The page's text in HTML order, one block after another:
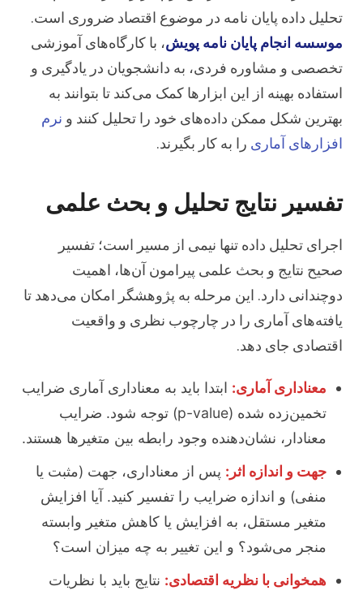
تحلیل داده پایان نامه در موضوع اقتصاد ضروری است.
موسسه انجام پایان نامه پویش، با کارگاه‌های آموزشی
تخصصی و مشاوره فردی، به دانشجویان در یادگیری و
استفاده بهینه از این ابزارها کمک می‌کند تا بتوانند به
بهترین شکل ممکن داده‌های خود را تحلیل کنند و نرم
افزارهای آماری را به کار بگیرند.
تفسیر نتایج تحلیل و بحث علمی
اجرای تحلیل داده تنها نیمی از مسیر است؛ تفسیر
صحیح نتایج و بحث علمی پیرامون آن‌ها، اهمیت
دوچندانی دارد. این مرحله به پژوهشگر امکان می‌دهد تا
یافته‌های آماری را در چارچوب نظری و واقعیت
اقتصادی جای دهد.
معناداری آماری: ابتدا باید به معناداری آماری ضرایب
تخمین‌زده شده (p-value) توجه شود. ضرایب
معنادار، نشان‌دهنده وجود رابطه بین متغیرها هستند.
جهت و اندازه اثر: پس از معناداری، جهت (مثبت یا
منفی) و اندازه ضرایب را تفسیر کنید. آیا افزایش
متغیر مستقل، به افزایش یا کاهش متغیر وابسته
منجر می‌شود؟ و این تغییر به چه میزان است؟
همخوانی با نظریه اقتصادی: نتایج باید با نظریات